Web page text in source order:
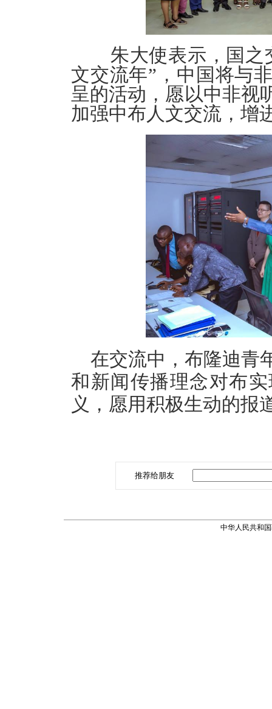
朱大使表示，国之
文交流年”，中国将与
呈的活动，愿以中非视
加强中布人文交流，增
在交流中，布隆迪青
和新闻传播理念对布
义，愿用积极生动的报
推荐给朋友
中华人民共和